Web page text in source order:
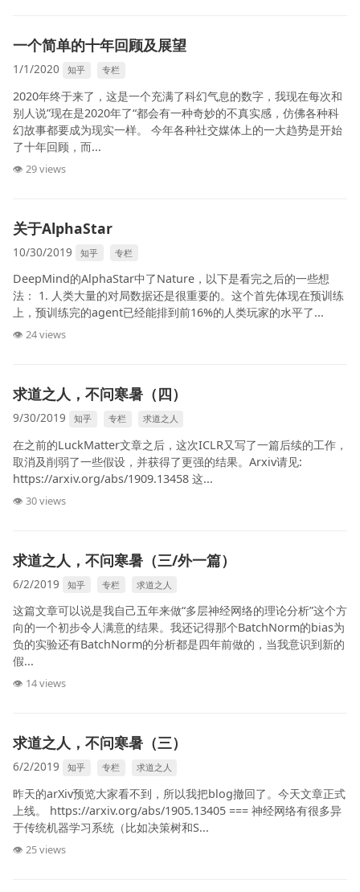
一个简单的十年回顾及展望
1/1/2020 知乎 专栏
2020年终于来了，这是一个充满了科幻气息的数字，我现在每次和
别人说”现在是2020年了“都会有一种奇妙的不真实感，仿佛各种科
幻故事都要成为现实一样。 今年各种社交媒体上的一大趋势是开始
了十年回顾，而...
👁 29 views
关于AlphaStar
10/30/2019 知乎 专栏
DeepMind的AlphaStar中了Nature，以下是看完之后的一些想
法： 1. 人类大量的对局数据还是很重要的。这个首先体现在预训练
上，预训练完的agent已经能排到前16%的人类玩家的水平了...
👁 24 views
求道之人，不问寒暑（四）
9/30/2019 知乎 专栏 求道之人
在之前的LuckMatter文章之后，这次ICLR又写了一篇后续的工作，
取消及削弱了一些假设，并获得了更强的结果。Arxiv请见:
https://arxiv.org/abs/1909.13458 这...
👁 30 views
求道之人，不问寒暑（三/外一篇）
6/2/2019 知乎 专栏 求道之人
这篇文章可以说是我自己五年来做“多层神经网络的理论分析”这个方
向的一个初步令人满意的结果。我还记得那个BatchNorm的bias为
负的实验还有BatchNorm的分析都是四年前做的，当我意识到新的
假...
👁 14 views
求道之人，不问寒暑（三）
6/2/2019 知乎 专栏 求道之人
昨天的arXiv预览大家看不到，所以我把blog撤回了。今天文章正式
上线。 https://arxiv.org/abs/1905.13405 === 神经网络有很多异
于传统机器学习系统（比如决策树和S...
👁 25 views